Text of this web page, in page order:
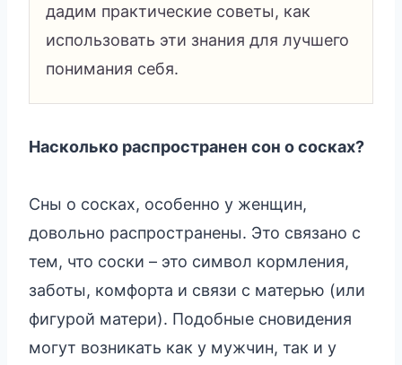
дадим практические советы, как
использовать эти знания для лучшего
понимания себя.
Насколько распространен сон о сосках?
Сны о сосках, особенно у женщин,
довольно распространены. Это связано с
тем, что соски – это символ кормления,
заботы, комфорта и связи с матерью (или
фигурой матери). Подобные сновидения
могут возникать как у мужчин, так и у